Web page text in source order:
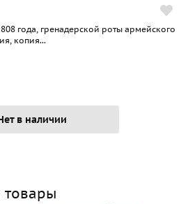
года, гренадерской роты армейского
копия...
в наличии